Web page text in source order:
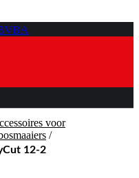
voor
/
12-2